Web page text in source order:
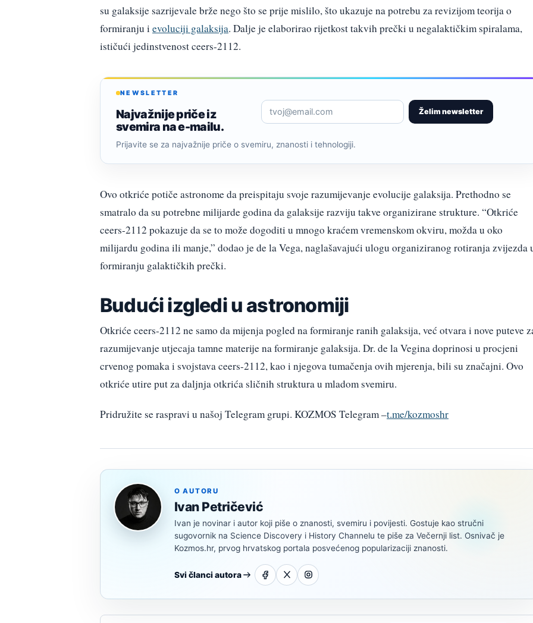
su galaksije sazrijevale brže nego što se prije mislilo, što ukazuje na potrebu za revizijom teorija o
formiranju i evoluciji galaksija. Dalje je elaborirao rijetkost takvih prečki u negalaktičkim spiralama,
ističući jedinstvenost ceers-2112.
NEWSLETTER
Najvažnije priče iz
svemira na e-mailu.
Želim newsletter
Prijavite se za najvažnije priče o svemiru, znanosti i tehnologiji.
Ovo otkriće potiče astronome da preispitaju svoje razumijevanje evolucije galaksija. Prethodno se
smatralo da su potrebne milijarde godina da galaksije razviju takve organizirane strukture. “Otkriće
ceers-2112 pokazuje da se to može dogoditi u mnogo kraćem vremenskom okviru, možda u oko
milijardu godina ili manje,” dodao je de la Vega, naglašavajući ulogu organiziranog rotiranja zvijezda
formiranju galaktičkih prečki.
Budući izgledi u astronomiji
Otkriće ceers-2112 ne samo da mijenja pogled na formiranje ranih galaksija, već otvara i nove puteve
razumijevanje utjecaja tamne materije na formiranje galaksija. Dr. de la Vegina doprinosi u procjeni
crvenog pomaka i svojstava ceers-2112, kao i njegova tumačenja ovih mjerenja, bili su značajni. Ovo
otkriće utire put za daljnja otkrića sličnih struktura u mladom svemiru.
Pridružite se raspravi u našoj Telegram grupi. KOZMOS Telegram –t.me/kozmoshr
O AUTORU
Ivan Petričević
Ivan je novinar i autor koji piše o znanosti, svemiru i povijesti. Gostuje kao stručni
sugovornik na Science Discovery i History Channelu te piše za Večernji list. Osnivač je
Kozmos.hr, prvog hrvatskog portala posvećenog popularizaciji znanosti.
Svi članci autora